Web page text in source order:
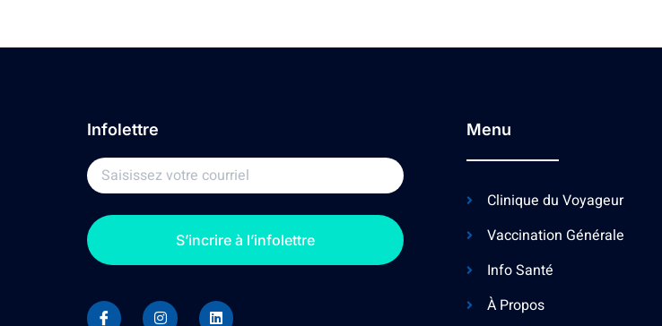
Infolettre
S’incrire à l’infolettre
Menu
Clinique du Voyageur
Vaccination Générale
Info Santé
À Propos